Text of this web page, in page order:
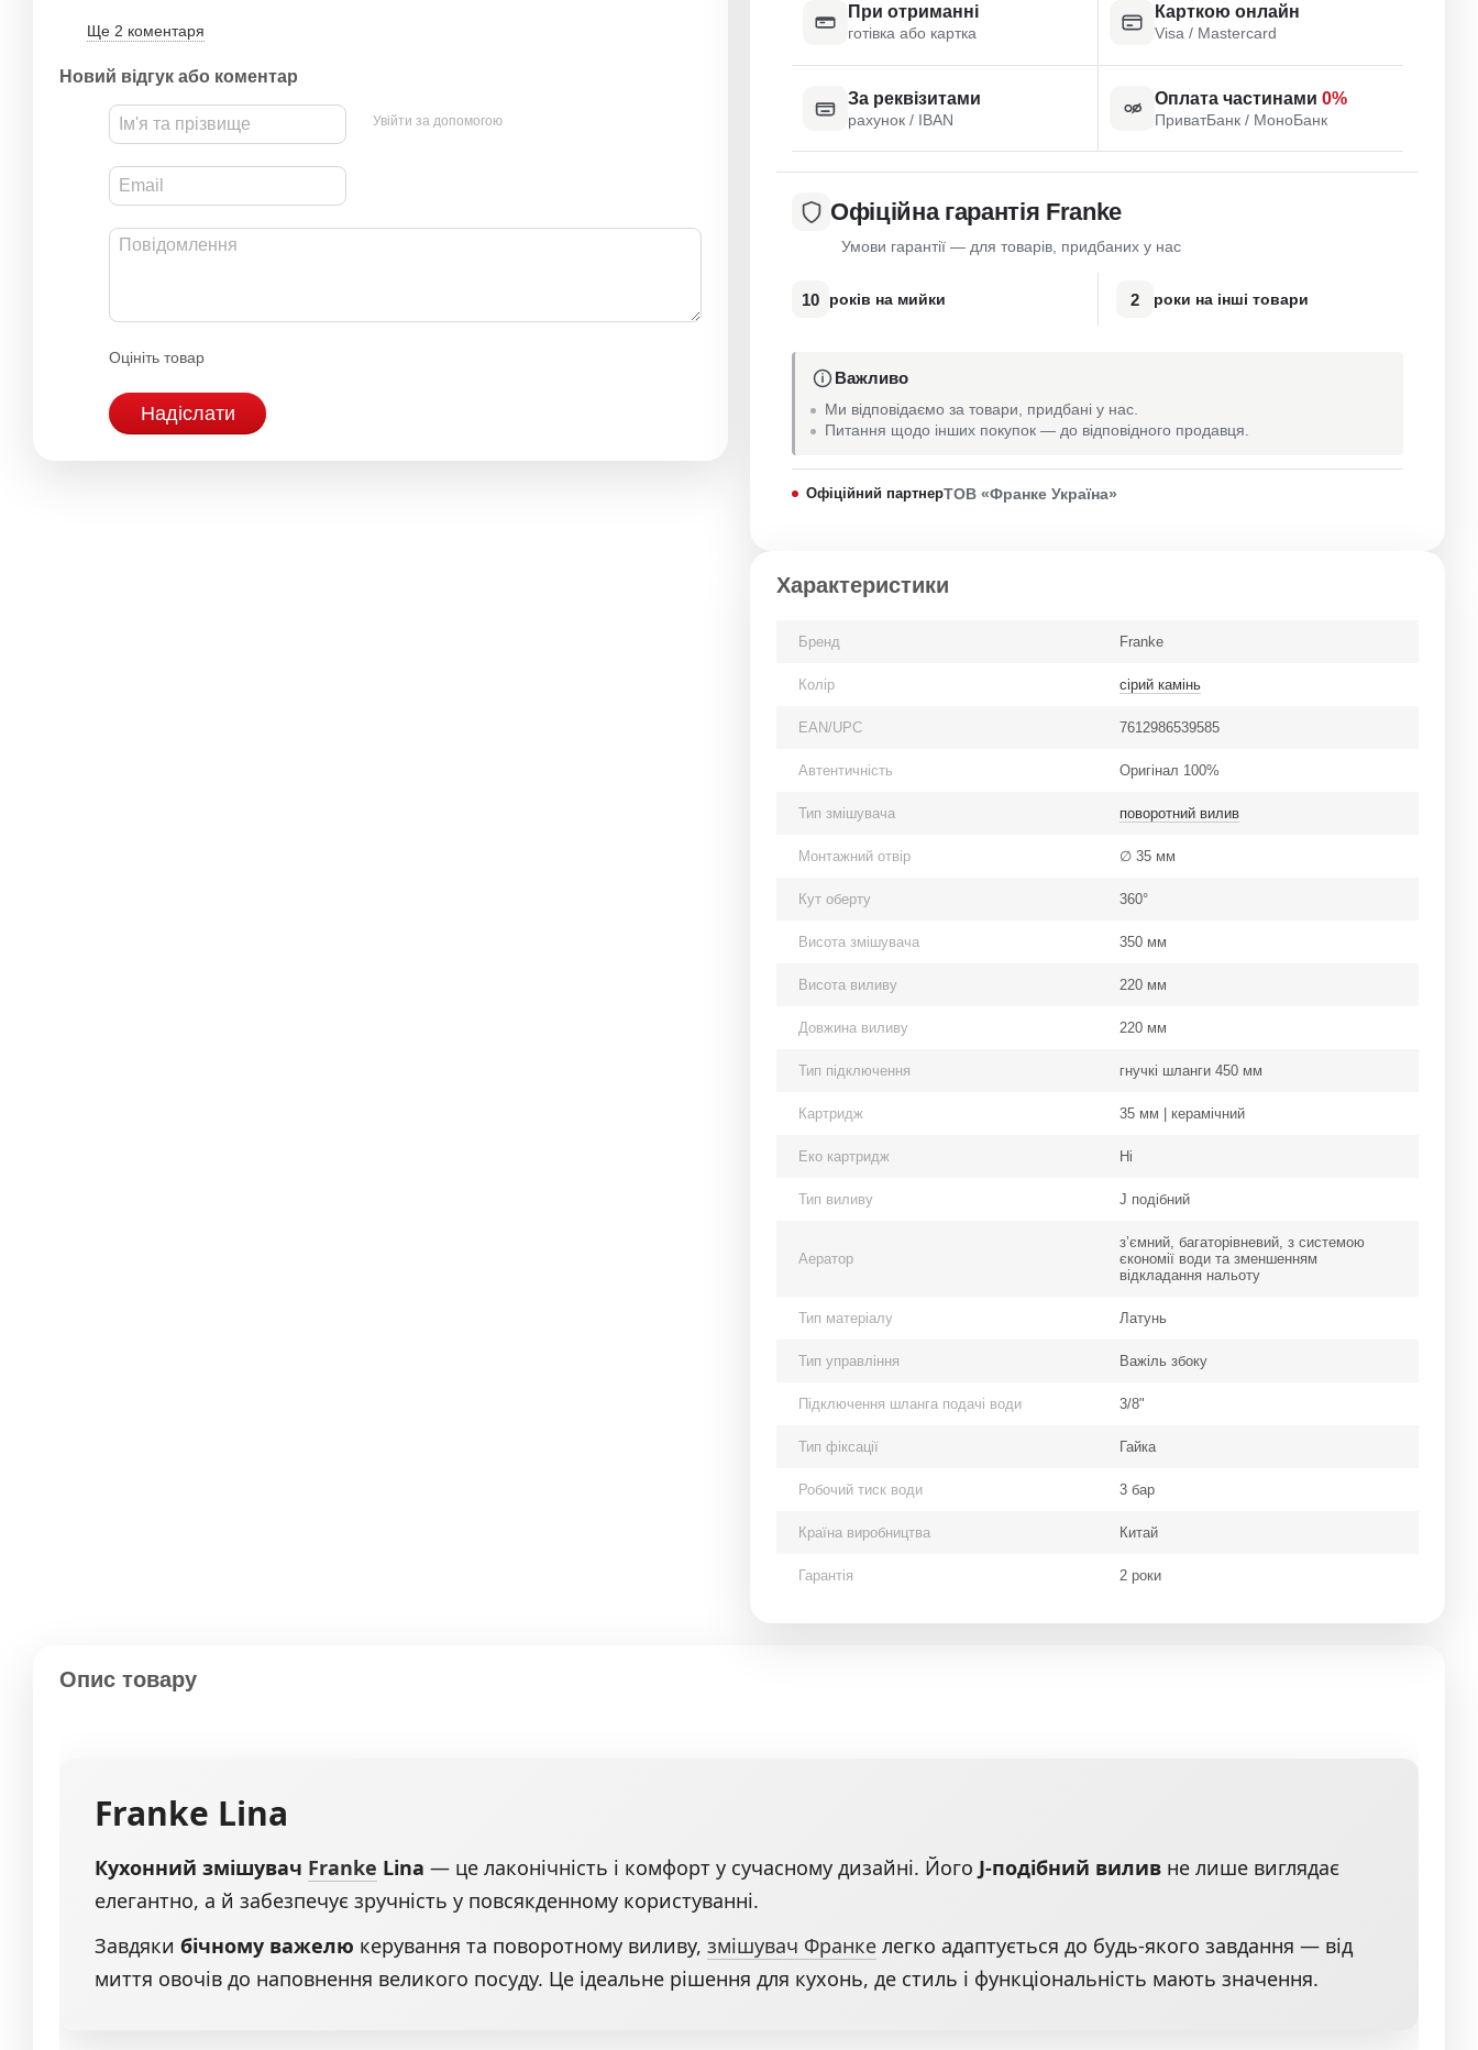
Ще 2 коментаря
Новий відгук або коментар
Увійти за допомогою
Оцініть товар
Надіслати
При отриманні
готівка або картка
Карткою онлайн
Visa / Mastercard
За реквізитами
рахунок / IBAN
Оплата частинами 0%
ПриватБанк / МоноБанк
Офіційна гарантія Franke
Умови гарантії — для товарів, придбаних у нас
10 років на мийки 2 роки на інші товари
Важливо
Ми відповідаємо за товари, придбані у нас.
Питання щодо інших покупок — до відповідного продавця.
Офіційний партнерТОВ «Франке Україна»
Характеристики
Бренд Franke
Колір сірий камінь
EAN/UPC 7612986539585
Автентичність Оригінал 100%
Тип змішувача поворотний вилив
Монтажний отвір ∅ 35 мм
Кут оберту 360°
Висота змішувача 350 мм
Висота виливу 220 мм
Довжина виливу 220 мм
Тип підключення гнучкі шланги 450 мм
Картридж 35 мм | керамічний
Еко картридж Ні
Тип виливу J подібний
Аератор
з’ємний, багаторівневий, з системою
єкономії води та зменшенням
відкладання нальоту
Тип матеріалу Латунь
Тип управління Важіль збоку
Підключення шланга подачі води 3/8"
Тип фіксації Гайка
Робочий тиск води 3 бар
Країна виробництва Китай
Гарантія 2 роки
Опис товару
Franke Lina
Кухонний змішувач Franke Lina — це лаконічність і комфорт у сучасному дизайні. Його J-подібний вилив не лише виглядає
елегантно, а й забезпечує зручність у повсякденному користуванні.
Завдяки бічному важелю керування та поворотному виливу, змішувач Франке легко адаптується до будь-якого завдання — від
миття овочів до наповнення великого посуду. Це ідеальне рішення для кухонь, де стиль і функціональність мають значення.